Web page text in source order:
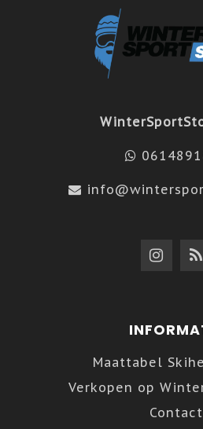
Maattabel
Verkopen op
Contact